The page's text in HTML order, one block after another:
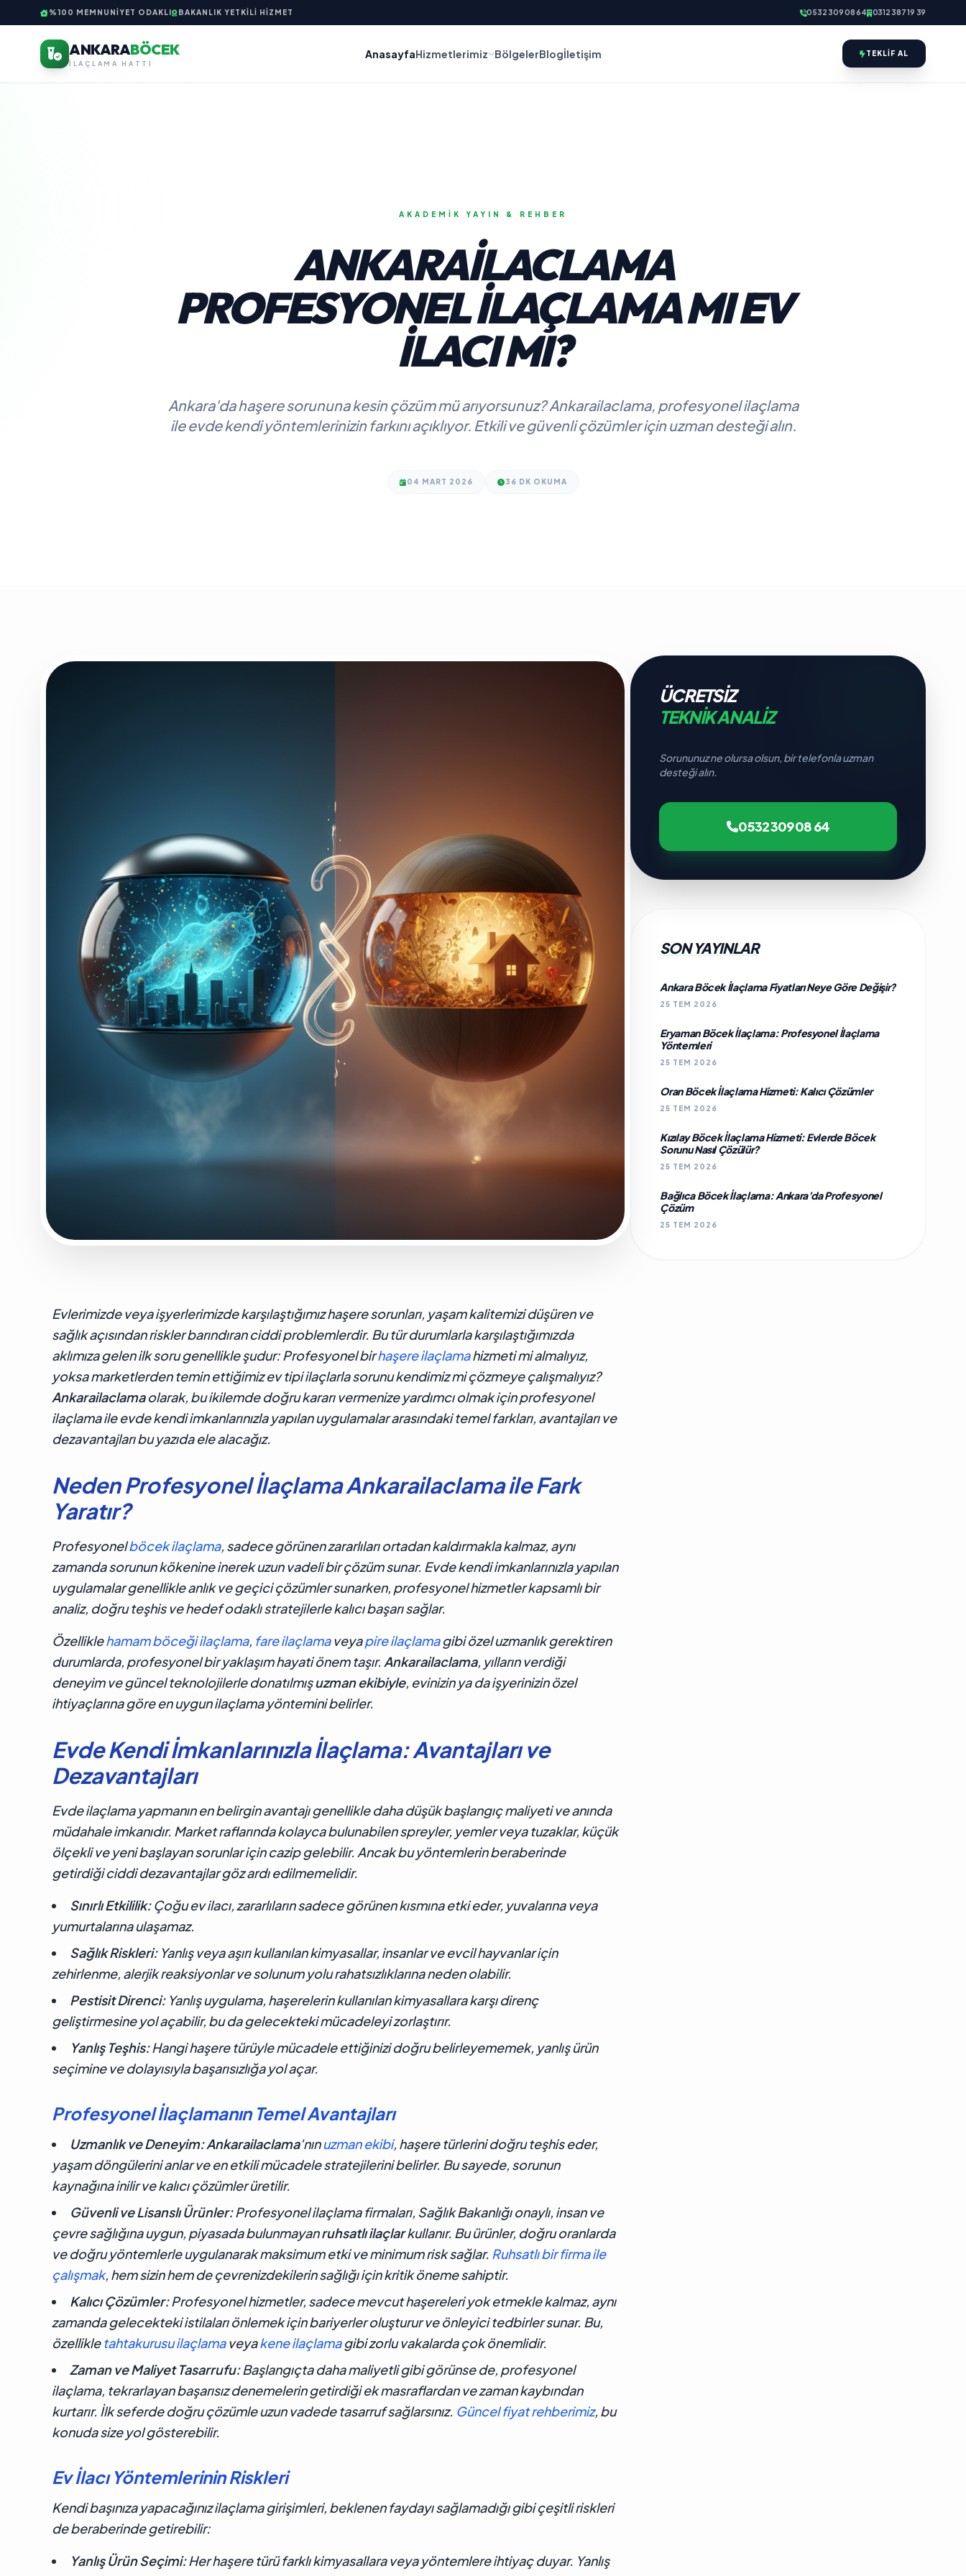
%100 MEMNUNIYET ODAKLI BAKANLIK YETKILI HIZMET 0532 309 08 64 0312 387 19 39
ANKARABÖCEK
İLAÇLAMA HATTI
AnasayfaHizmetlerimiz BölgelerBlogİletişim TEKLIF AL
AKADEMIK YAYIN & REHBER
ANKARAILACLAMA
PROFESYONEL İLAÇLAMA MI EV
İLACI MI?
Ankara'da haşere sorununa kesin çözüm mü arıyorsunuz? Ankarailaclama, profesyonel ilaçlama
ile evde kendi yöntemlerinizin farkını açıklıyor. Etkili ve güvenli çözümler için uzman desteği alın.
04 MART 2026 36 DK OKUMA
Ankarailaclama Profesyonel İlaçlama mı Ev İlacı mı?
Evlerimizde veya işyerlerimizde karşılaştığımız haşere sorunları, yaşam kalitemizi düşüren ve
sağlık açısından riskler barındıran ciddi problemlerdir. Bu tür durumlarla karşılaştığımızda
aklımıza gelen ilk soru genellikle şudur: Profesyonel birhaşere ilaçlamahizmeti mi almalıyız,
yoksa marketlerden temin ettiğimiz ev tipi ilaçlarla sorunu kendimiz mi çözmeye çalışmalıyız?
Ankarailaclamaolarak, bu ikilemde doğru kararı vermenize yardımcı olmak için profesyonel
ilaçlama ile evde kendi imkanlarınızla yapılan uygulamalar arasındaki temel farkları, avantajları ve
dezavantajları bu yazıda ele alacağız.
Neden Profesyonel İlaçlama Ankarailaclama ile Fark
Yaratır?
Profesyonelböcek ilaçlama, sadece görünen zararlıları ortadan kaldırmakla kalmaz, aynı
zamanda sorunun kökenine inerek uzun vadeli bir çözüm sunar. Evde kendi imkanlarınızla yapılan
uygulamalar genellikle anlık ve geçici çözümler sunarken, profesyonel hizmetler kapsamlı bir
analiz, doğru teşhis ve hedef odaklı stratejilerle kalıcı başarı sağlar.
Özelliklehamam böceği ilaçlama, fare ilaçlamaveyapire ilaçlamagibi özel uzmanlık gerektiren
durumlarda, profesyonel bir yaklaşım hayati önem taşır. Ankarailaclama, yılların verdiği
deneyim ve güncel teknolojilerle donatılmışuzman ekibiyle, evinizin ya da işyerinizin özel
ihtiyaçlarına göre en uygun ilaçlama yöntemini belirler.
Evde Kendi İmkanlarınızla İlaçlama: Avantajları ve
Dezavantajları
Evde ilaçlama yapmanın en belirgin avantajı genellikle daha düşük başlangıç maliyeti ve anında
müdahale imkanıdır. Market raflarında kolayca bulunabilen spreyler, yemler veya tuzaklar, küçük
ölçekli ve yeni başlayan sorunlar için cazip gelebilir. Ancak bu yöntemlerin beraberinde
getirdiği ciddi dezavantajlar göz ardı edilmemelidir.
Sınırlı Etkililik:Çoğu ev ilacı, zararlıların sadece görünen kısmına etki eder, yuvalarına veya
yumurtalarına ulaşamaz.
Sağlık Riskleri:Yanlış veya aşırı kullanılan kimyasallar, insanlar ve evcil hayvanlar için
zehirlenme, alerjik reaksiyonlar ve solunum yolu rahatsızlıklarına neden olabilir.
Pestisit Direnci:Yanlış uygulama, haşerelerin kullanılan kimyasallara karşı direnç
geliştirmesine yol açabilir, bu da gelecekteki mücadeleyi zorlaştırır.
Yanlış Teşhis:Hangi haşere türüyle mücadele ettiğinizi doğru belirleyememek, yanlış ürün
seçimine ve dolayısıyla başarısızlığa yol açar.
Profesyonel İlaçlamanın Temel Avantajları
Uzmanlık ve Deneyim:Ankarailaclama'nınuzman ekibi, haşere türlerini doğru teşhis eder,
yaşam döngülerini anlar ve en etkili mücadele stratejilerini belirler. Bu sayede, sorunun
kaynağına inilir ve kalıcı çözümler üretilir.
Güvenli ve Lisanslı Ürünler:Profesyonel ilaçlama firmaları, Sağlık Bakanlığı onaylı, insan ve
çevre sağlığına uygun, piyasada bulunmayanruhsatlı ilaçlarkullanır. Bu ürünler, doğru oranlarda
ve doğru yöntemlerle uygulanarak maksimum etki ve minimum risk sağlar. Ruhsatlı bir firma ile
çalışmak, hem sizin hem de çevrenizdekilerin sağlığı için kritik öneme sahiptir.
Kalıcı Çözümler:Profesyonel hizmetler, sadece mevcut haşereleri yok etmekle kalmaz, aynı
zamanda gelecekteki istilaları önlemek için bariyerler oluşturur ve önleyici tedbirler sunar. Bu,
özellikletahtakurusu ilaçlamaveyakene ilaçlamagibi zorlu vakalarda çok önemlidir.
Zaman ve Maliyet Tasarrufu:Başlangıçta daha maliyetli gibi görünse de, profesyonel
ilaçlama, tekrarlayan başarısız denemelerin getirdiği ek masraflardan ve zaman kaybından
kurtarır. İlk seferde doğru çözümle uzun vadede tasarruf sağlarsınız. Güncel fiyat rehberimiz, bu
konuda size yol gösterebilir.
Ev İlacı Yöntemlerinin Riskleri
Kendi başınıza yapacağınız ilaçlama girişimleri, beklenen faydayı sağlamadığı gibi çeşitli riskleri
de beraberinde getirebilir:
Yanlış Ürün Seçimi:Her haşere türü farklı kimyasallara veya yöntemlere ihtiyaç duyar. Yanlış
ÜCRETSIZ
TEKNIK ANALIZ
Sorununuz ne olursa olsun, bir telefonla uzman
desteği alın.
0532 309 08 64
SON YAYINLAR
Ankara Böcek İlaçlama Fiyatları Neye Göre Değişir?
25 TEM 2026
Eryaman Böcek İlaçlama: Profesyonel İlaçlama
Yöntemleri
25 TEM 2026
Oran Böcek İlaçlama Hizmeti: Kalıcı Çözümler
25 TEM 2026
Kızılay Böcek İlaçlama Hizmeti: Evlerde Böcek
Sorunu Nasıl Çözülür?
25 TEM 2026
Bağlıca Böcek İlaçlama: Ankara’da Profesyonel
Çözüm
25 TEM 2026